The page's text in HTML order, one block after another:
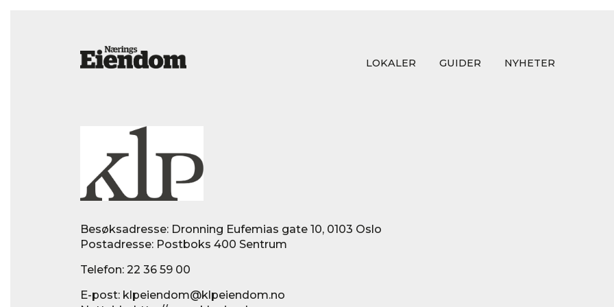
LOKALER GUIDER NYHETER
Besøksadresse: Dronning Eufemias gate 10, 0103 Oslo
Postadresse: Postboks 400 Sentrum
Telefon: 22 36 59 00
E-post: klpeiendom@klpeiendom.no